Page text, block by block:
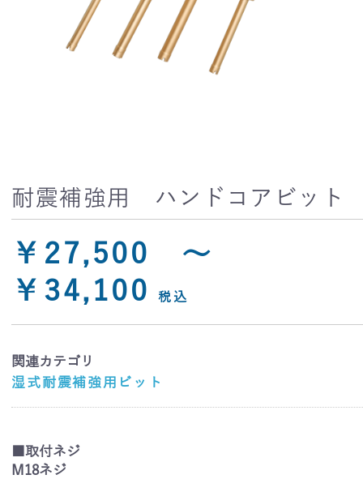
耐震補強用 ハンドコアビット
￥27,500 ～
￥34,100
税込
関連カテゴリ
湿式耐震補強用ビット
■取付ネジ
M18ネジ